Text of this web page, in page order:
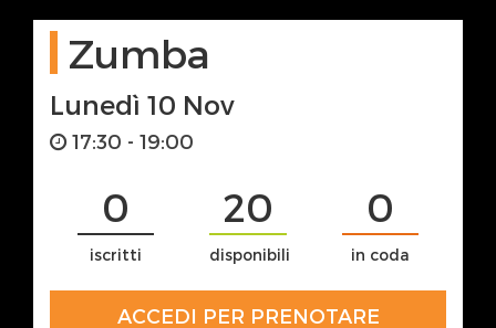
Zumba
Lunedì 10 Nov
17:30 - 19:00
0
iscritti
20
disponibili
0
in coda
ACCEDI PER PRENOTARE